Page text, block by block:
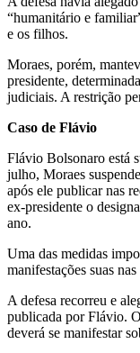
“humanitário e
e os filhos.
Moraes, porém,
presidente,
judiciais. A restrição
Caso de Flávio
Flávio Bolsonaro está
julho, Moraes
após ele publicar nas
ex-presidente o
ano.
Uma das medidas
manifestações suas
A defesa recorreu e
publicada por Flávio.
deverá se manifestar